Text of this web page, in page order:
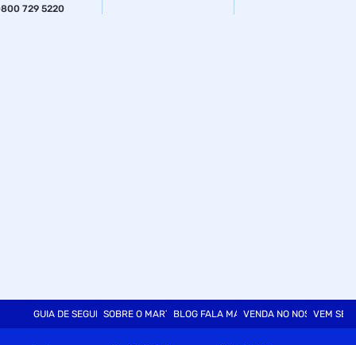
temperatura de operacao : 0grausc a 50grausc (32grausf a
729 5220
GUIA DE SEGURANÇASOBRE O MARTINSBLOG FALA MARTVENDA NO NOSSO SITE
VEM SER